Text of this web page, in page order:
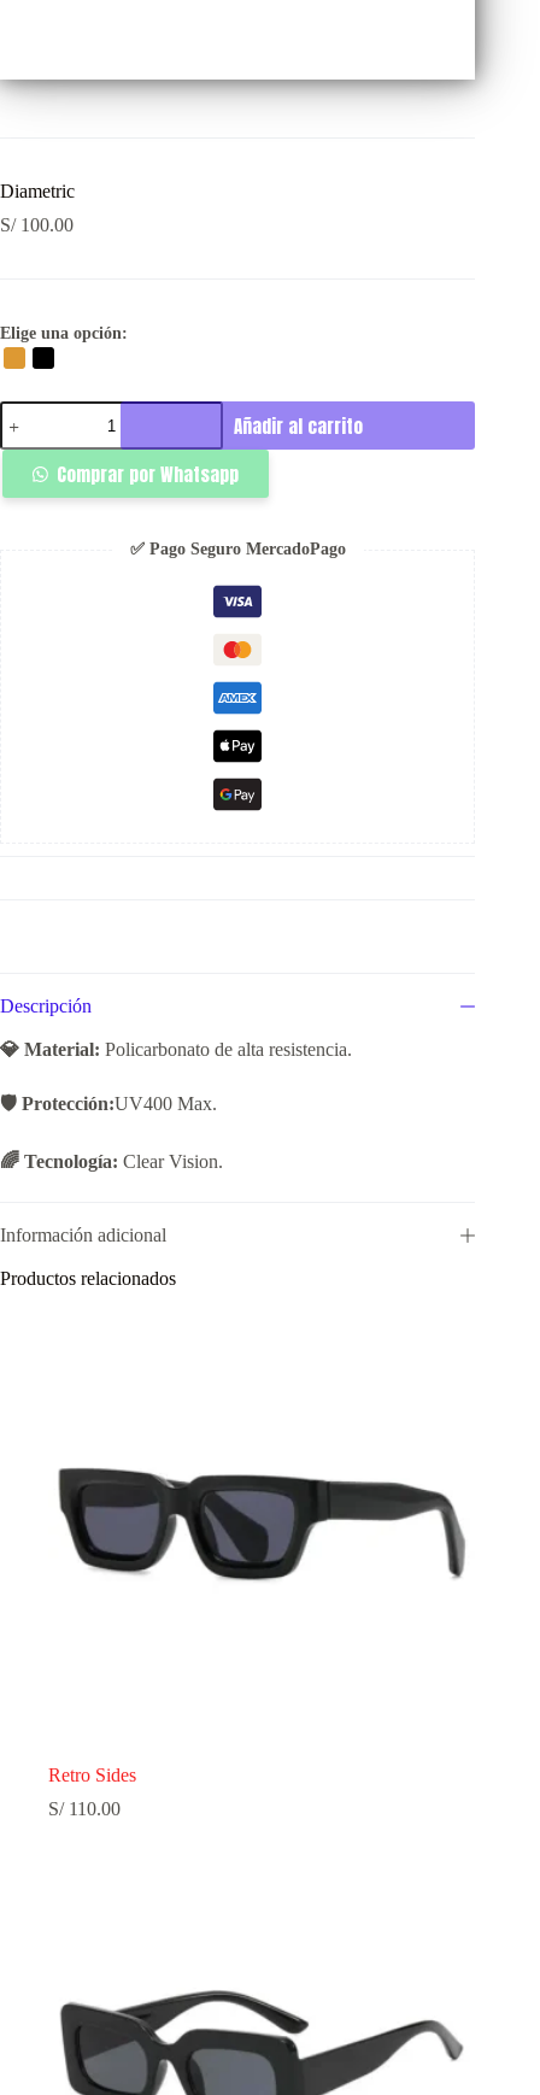
Diametric
S/100.00
Elige una opción:
Diametric
cantidad
Añadir al carrito
Comprar por Whatsapp
✅ Pago Seguro MercadoPago
Descripción
💎 Material: Policarbonato de alta resistencia.
🛡️ Protección:UV400 Max.
🌈 Tecnología: Clear Vision.
Información adicional
Productos relacionados
Retro Sides
S/110.00